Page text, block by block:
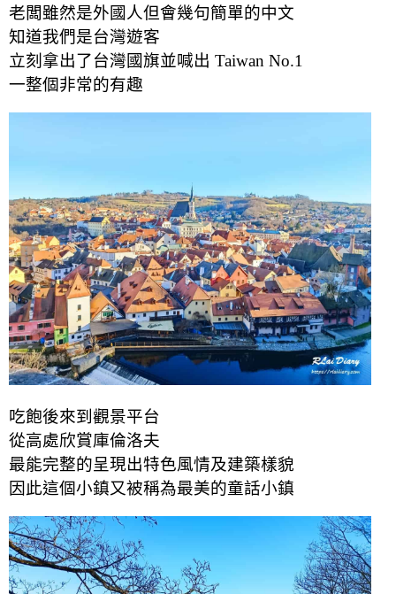
老闆雖然是外國人但會幾句簡單的中文
知道我們是台灣遊客
立刻拿出了台灣國旗並喊出 Taiwan No.1
一整個非常的有趣
吃飽後來到觀景平台
從高處欣賞庫倫洛夫
最能完整的呈現出特色風情及建築樣貌
因此這個小鎮又被稱為最美的童話小鎮